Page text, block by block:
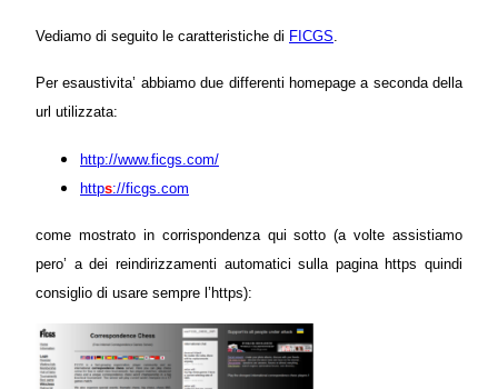
Vediamo di seguito le caratteristiche di FICGS.
Per esaustivita’ abbiamo due differenti homepage a seconda della
url utilizzata:
http://www.ficgs.com/
https://ficgs.com
come mostrato in corrispondenza qui sotto (a volte assistiamo
pero’ a dei reindirizzamenti automatici sulla pagina https quindi
consiglio di usare sempre l’https):